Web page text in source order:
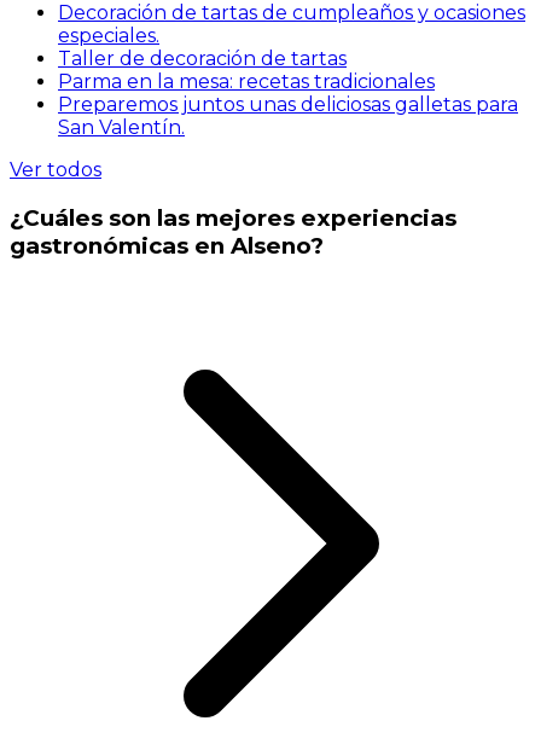
Decoración de tartas de cumpleaños y ocasiones
especiales.
Taller de decoración de tartas
Parma en la mesa: recetas tradicionales
Preparemos juntos unas deliciosas galletas para
San Valentín.
Ver todos
¿Cuáles son las mejores experiencias
gastronómicas en Alseno?